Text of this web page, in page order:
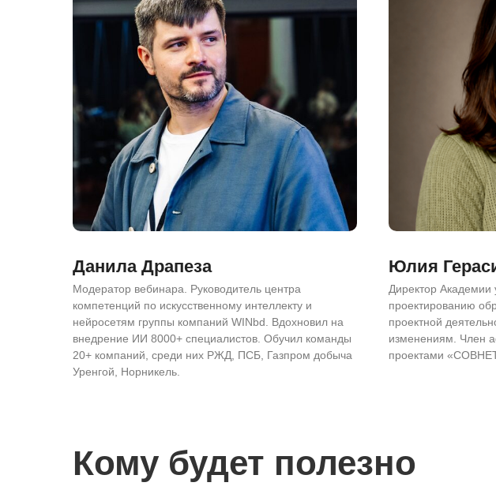
Данила Драпеза
Модератор вебинара. Руководитель центра
компетенций по искусственному интеллекту и
нейросетям группы компаний WINbd. Вдохновил на
внедрение ИИ 8000+ специалистов. Обучил команды
20+ компаний, среди них РЖД, ПСБ, Газпром добыча
Уренгой, Норникель.
Юлия
Директор Академии
проектированию
проектной
изменениям. Член
проектами
Кому будет полезно